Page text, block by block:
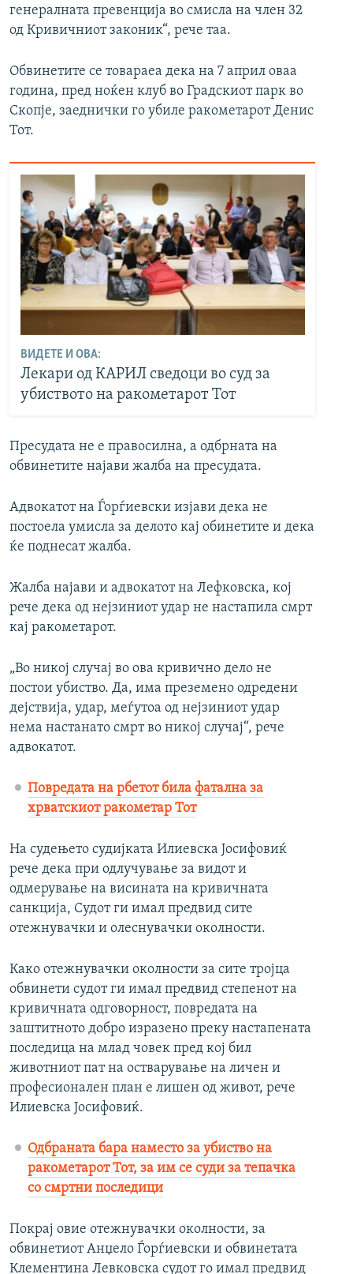
генералната превенција во смисла на член 32
од Кривичниот законик“, рече таа.
Обвинетите се товараеа дека на 7 април оваа
година, пред ноќен клуб во Градскиот парк во
Скопје, заеднички го убиле ракометарот Денис
Тот.
ВИДЕТЕ И ОВА:
Лекари од КАРИЛ сведоци во суд за
убиството на ракометарот Тот
Пресудата не е правосилна, а одбрната на
обвинетите најави жалба на пресудата.
Адвокатот на Ѓорѓиевски изјави дека не
постоела умисла за делото кај обинетите и дека
ќе поднесат жалба.
Жалба најави и адвокатот на Лефковска, кој
рече дека од нејзиниот удар не настапила смрт
кај ракометарот.
„Во никој случај во ова кривично дело не
постои убиство. Да, има преземено одредени
дејствија, удар, меѓутоа од нејзиниот удар
нема настанато смрт во никој случај“, рече
адвокатот.
Повредата на рбетот била фатална за
хрватскиот ракометар Тот
На судењето судијката Илиевска Јосифовиќ
рече дека при одлучување за видот и
одмерување на висината на кривичната
санкција, Судот ги имал предвид сите
отежнувачки и олеснувачки околности.
Како отежнувачки околности за сите тројца
обвинети судот ги имал предвид степенот на
кривичната одговорност, повредата на
заштитното добро изразено преку настапената
последица на млад човек пред кој бил
животниот пат на остварување на личен и
професионален план е лишен од живот, рече
Илиевска Јосифовиќ.
Одбраната бара наместо за убиство на
ракометарот Тот, за им се суди за тепачка
со смртни последици
Покрај овие отежнувачки околности, за
обвинетиот Анџело Ѓорѓиевски и обвинетата
Клементина Левковска судот го имал предвид